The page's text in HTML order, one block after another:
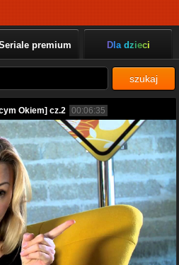
premium Dla dzieci
szukaj
Okiem] cz.2 00:06:35